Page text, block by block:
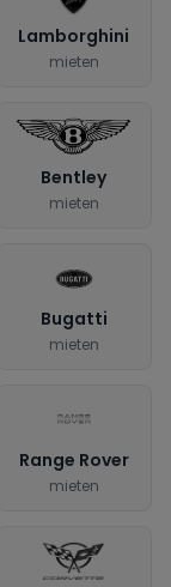
Lamborghini
mieten
Bentley
mieten
Bugatti
mieten
Range Rover
mieten